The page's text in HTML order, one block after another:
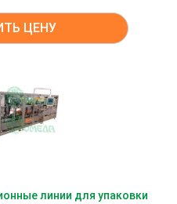
ЦЕНУ
линии для упаковки